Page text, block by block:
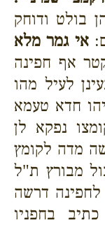
בולט ודוחק
אי גמר מלא
אף חפינה
לעיל מהו
חדא טעמא
נפקא לן
מדה לקומץ
מבורץ ת"ל
לחפינה דרשה
בחפניו